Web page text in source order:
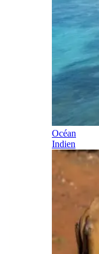
Océan
Indien